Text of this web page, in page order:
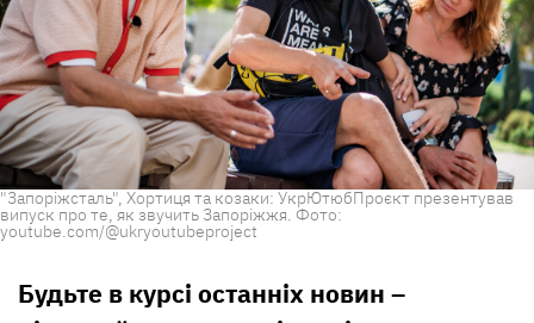
"Запоріжсталь", Хортиця та козаки: УкрЮтюбПроєкт презентував
випуск про те, як звучить Запоріжжя. Фото:
youtube.com/@ukryoutubeproject
Будьте в курсі останніх новин –